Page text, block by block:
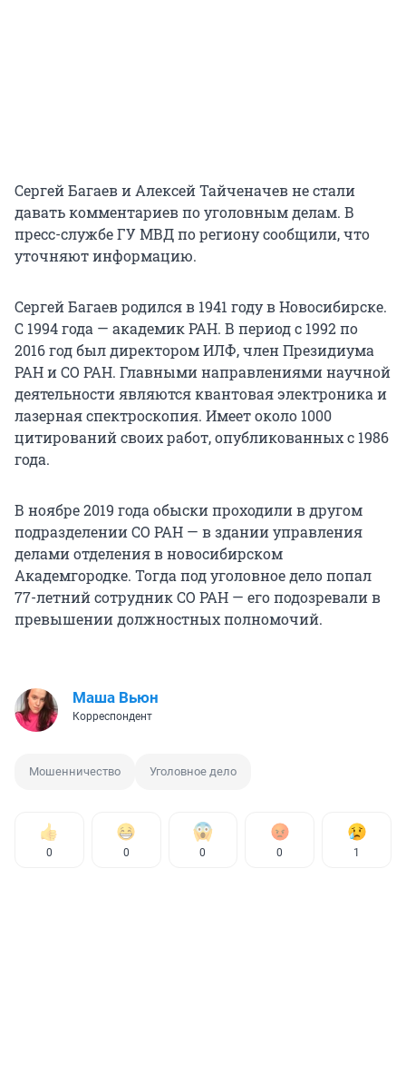
Сергей Багаев и Алексей Тайченачев не стали
давать комментариев по уголовным делам. В
пресс-службе ГУ МВД по региону сообщили, что
уточняют информацию.
Сергей Багаев родился в 1941 году в Новосибирске.
С 1994 года — академик РАН. В период с 1992 по
2016 год был директором ИЛФ, член Президиума
РАН и СО РАН. Главными направлениями научной
деятельности являются квантовая электроника и
лазерная спектроскопия. Имеет около 1000
цитирований своих работ, опубликованных с 1986
года.
В ноябре 2019 года обыски проходили в другом
подразделении СО РАН — в здании управления
делами отделения в новосибирском
Академгородке. Тогда под уголовное дело попал
77-летний сотрудник СО РАН — его подозревали в
превышении должностных полномочий.
Маша Вьюн
Корреспондент
Мошенничество Уголовное дело
0 0 0 0 1